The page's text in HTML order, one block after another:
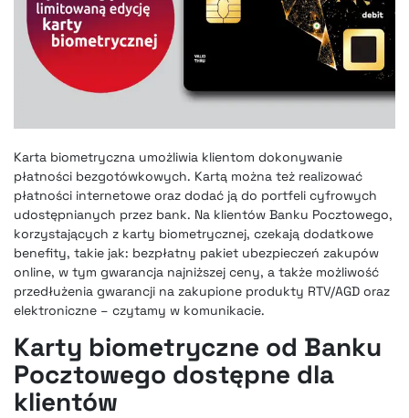
Karta biometryczna umożliwia klientom dokonywanie
płatności bezgotówkowych. Kartą można też realizować
płatności internetowe oraz dodać ją do portfeli cyfrowych
udostępnianych przez bank. Na klientów Banku Pocztowego,
korzystających z karty biometrycznej, czekają dodatkowe
benefity, takie jak: bezpłatny pakiet ubezpieczeń zakupów
online, w tym gwarancja najniższej ceny, a także możliwość
przedłużenia gwarancji na zakupione produkty RTV/AGD oraz
elektroniczne – czytamy w komunikacie.
Karty biometryczne od Banku
Pocztowego dostępne dla
klientów